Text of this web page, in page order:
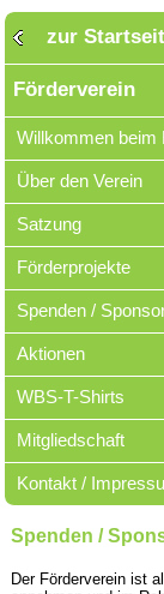
zur
Förderverein
Willkommen beim
Über den Verein
Satzung
Förderprojekte
Spenden /
Aktionen
WBS-T-Shirts
Mitgliedschaft
Kontakt /
Spenden /
Der Förderverein ist